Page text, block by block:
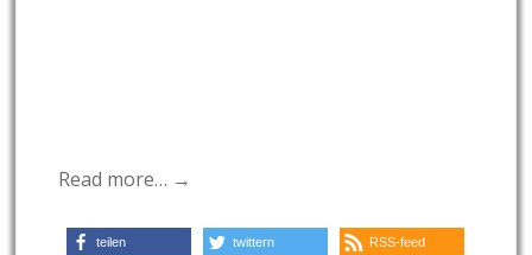
Read more… →
teilen twittern RSS-feed